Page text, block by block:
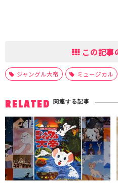
この記事
ジャングル大帝 ミュージカル
RELATED 関連する記事